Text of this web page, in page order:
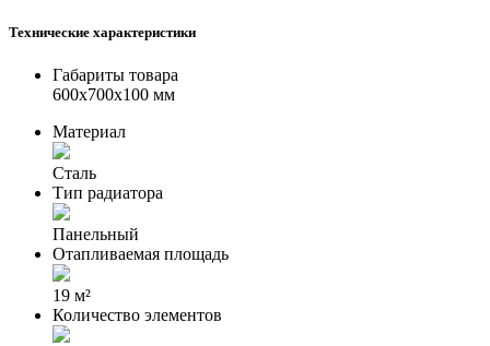
Технические характеристики
Габариты товара
600x700x100 мм
Материал
Сталь
Тип радиатора
Панельный
Отапливаемая площадь
19 м²
Количество элементов